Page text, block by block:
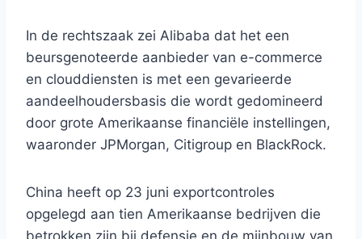
In de rechtszaak zei Alibaba dat het een
beursgenoteerde aanbieder van e-commerce
en clouddiensten is met een gevarieerde
aandeelhoudersbasis die wordt gedomineerd
door grote Amerikaanse financiële instellingen,
waaronder JPMorgan, Citigroup en BlackRock.
China heeft op 23 juni exportcontroles
opgelegd aan tien Amerikaanse bedrijven die